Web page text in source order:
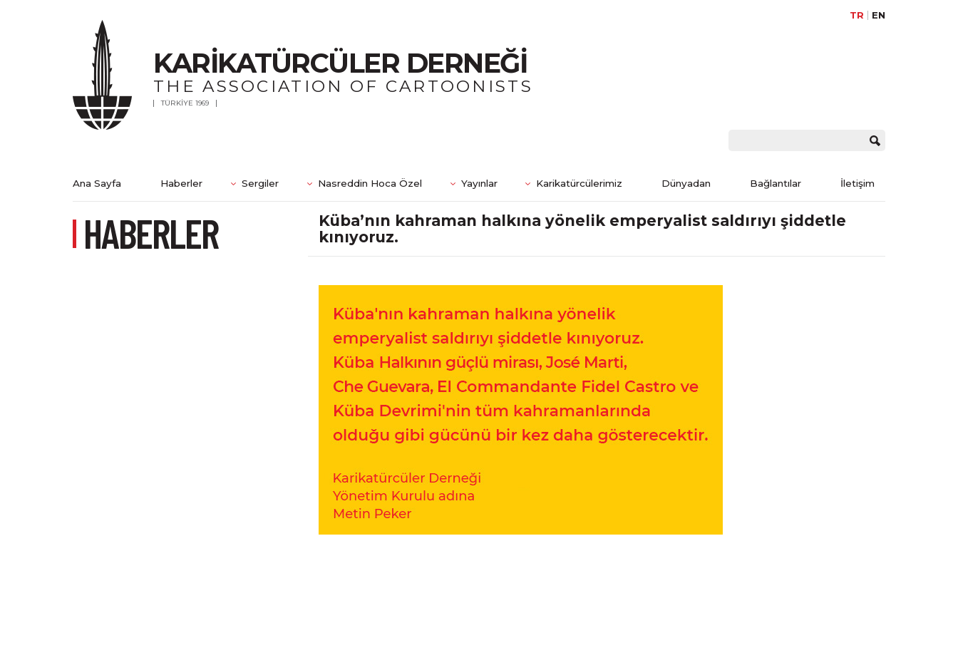
TR EN
KARİKATÜRCÜLER DERNEĞİ
THE ASSOCIATION OF CARTOONISTS
TÜRKİYE 1969
Ana Sayfa Haberler Sergiler Nasreddin Hoca Özel Yayınlar Karikatürcülerimiz Dünyadan Bağlantılar İletişim
HABERLER
Küba’nın kahraman halkına yönelik emperyalist saldırıyı şiddetle
kınıyoruz.